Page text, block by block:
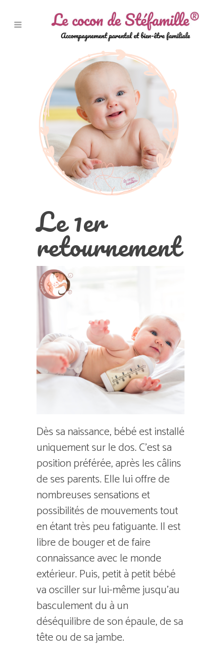
Le 1er
retournement
Dès sa naissance, bébé est installé
uniquement sur le dos. C’est sa
position préférée, après les câlins
de ses parents. Elle lui offre de
nombreuses sensations et
possibilités de mouvements tout
en étant très peu fatiguante. Il est
libre de bouger et de faire
connaissance avec le monde
extérieur. Puis, petit à petit bébé
va osciller sur lui-même jusqu’au
basculement du à un
déséquilibre de son épaule, de sa
tête ou de sa jambe.